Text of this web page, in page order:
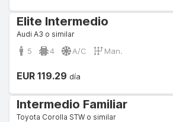
Elite Intermedio
Audi A3 o similar
5 4 A/C Man.
EUR 119.29 día
Intermedio Familiar
Toyota Corolla STW o similar